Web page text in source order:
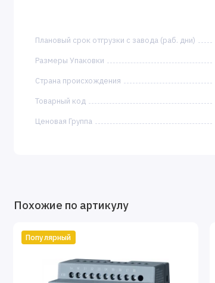
Плановый срок отгрузки с завода (раб. дни)
Размеры Упаковки
Страна происхождения
Товарный код
Ценовая Группа
Похожие по артикулу
Популярный